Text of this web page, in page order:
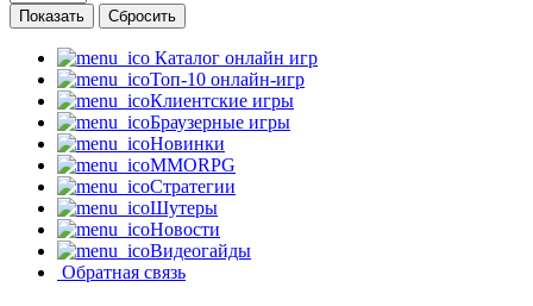
Каталог онлайн игр
Топ-10 онлайн-игр
Клиентские игры
Браузерные игры
Новинки
MMORPG
Стратегии
Шутеры
Новости
Видеогайды
Обратная связь